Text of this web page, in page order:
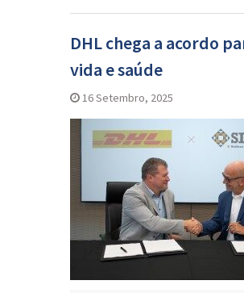
DHL chega a acordo
vida e saúde
16 Setembro, 2025